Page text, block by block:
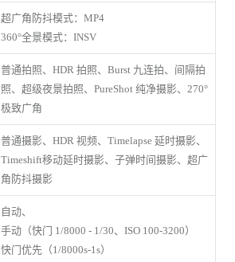
超广角防抖模式：MP4
360°全景模式：INSV
普通拍照、HDR 拍照、Burst 九连拍、间隔拍
照、超级夜景拍照、PureShot 纯净摄影、270°
极致广角
普通摄影、HDR 视频、Timelapse 延时摄影、
Timeshift移动延时摄影、子弹时间摄影、超广
角防抖摄影
自动、
手动（快门 1/8000 - 1/30、ISO 100-3200）
快门优先（1/8000s-1s）